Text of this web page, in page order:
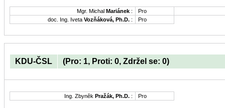
Mgr. Michal Mariánek :
Pro
doc. Ing. Iveta Vozňáková, Ph.D. : Pro
KDU-ČSL (Pro: 1, Proti: 0, Zdržel se: 0)
Ing. Zbyněk Pražák, Ph.D. : Pro